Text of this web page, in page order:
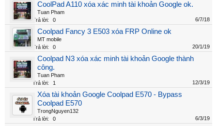
CoolPad A110 xóa xác minh tài khoản Google ok.
Tuan Pham
Trả lời:
0 6/7/18
Coolpad Fancy 3 E503 xóa FRP Online ok
MT mobile
Trả lời:
0 20/1/19
Coolpad N3 xóa xác minh tài khoản Google thành
công.
Tuan Pham
Trả lời:
1 12/3/19
Xóa tài khoản Google Coolpad E570 - Bypass
Coolpad E570
TrongNguyen132
Trả lời:
0 6/3/19